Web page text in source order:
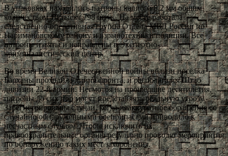
В упаковках находились патроны калибра 8,2 мм общим
количеством 10 тысяч 798 штук. На месте работала
следственно-оперативная группа Отдела МВД России по
Наримановскому району и взрывотехники полиции. Все
патроны изъяты и направлены в Экспертно-
криминалистический центр.
Во время Великой Отечественной войны вблизи посёлка
Барханы проходила линия фронта, и располагался Штаб
дивизии 22-й армии. Несмотря на прошедшие десятилетия,
патроны до сих пор могут представлять реальную угрозу.
Зарегистрированы случаи, когда неаккуратное обращение со
случайно обнаруженными боеприпасами приводило к
несчастным случаям. Чтобы исключить их,
правоохранительные органы регулярно проводят мероприятия
по обнаружению таких мест захоронения.